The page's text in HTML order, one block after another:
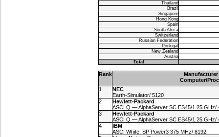
Thailand
Brazil
Singapore
Hong Kong
Spain
South Africa
Switzerland
Russian Federation
Portugal
New Zealand
Austria
Total
Rank
Manufacturer
Computer/
1
NEC
Earth-Simulator/ 5120
2
Hewlett-Packard
ASCI Q — AlphaServer SC ES45/1.25 GHz/
3
Hewlett-Packard
ASCI Q — AlphaServer SC ES45/1.25 GHz/
4
IBM
ASCI White, SP Power3 375 MHz/ 8192